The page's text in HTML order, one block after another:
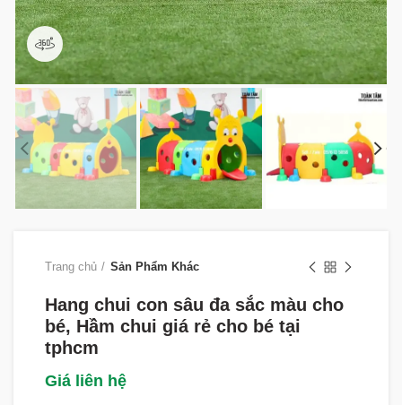
360 product view
Trang chủ Sản Phẩm Khác
Hang chui con sâu đa sắc màu cho
bé, Hầm chui giá rẻ cho bé tại
tphcm
Giá liên hệ